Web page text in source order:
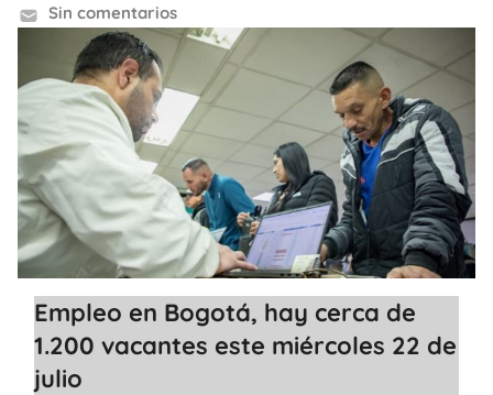
Sin comentarios
Empleo en Bogotá, hay cerca de
1.200 vacantes este miércoles 22 de
julio